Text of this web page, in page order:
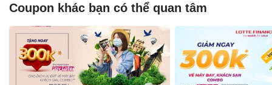
Coupon khác bạn có thể quan tâm